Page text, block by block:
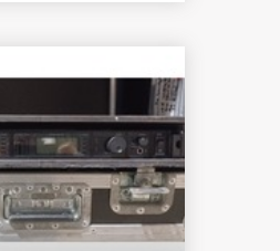
chauffant.
sa boîte
journée
34 Bo